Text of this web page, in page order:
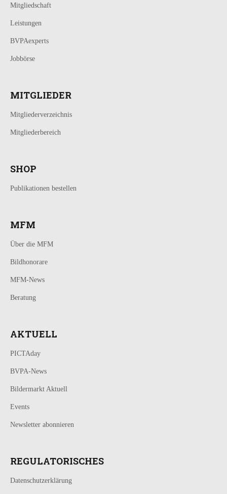
Mitgliedschaft
Leistungen
BVPAexperts
Jobbörse
MITGLIEDER
Mitgliederverzeichnis
Mitgliederbereich
SHOP
Publikationen bestellen
MFM
Über die MFM
Bildhonorare
MFM-News
Beratung
AKTUELL
PICTAday
BVPA-News
Bildermarkt Aktuell
Events
Newsletter abonnieren
REGULATORISCHES
Datenschutzerklärung